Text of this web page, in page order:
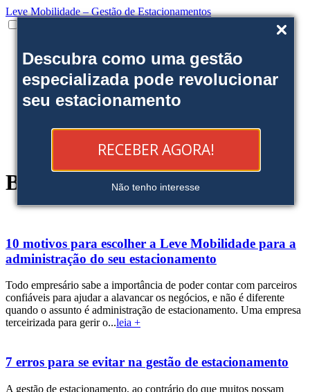
Descubra como uma gestão
especializada pode revolucionar
seu estacionamento
RECEBER AGORA!
Não tenho interesse
Leve Mobilidade – Gestão de Estacionamentos
Onde estamos
Nossas soluções
Clientes
Fale Conosco
Reserve sua Vaga
Blog
10 motivos para escolher a Leve Mobilidade para a
administração do seu estacionamento
Todo empresário sabe a importância de poder contar com parceiros
confiáveis para ajudar a alavancar os negócios, e não é diferente
quando o assunto é administração de estacionamento. Uma empresa
terceirizada para gerir o...leia +
7 erros para se evitar na gestão de estacionamento
A gestão de estacionamento, ao contrário do que muitos possam